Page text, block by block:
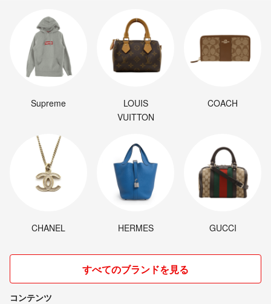
Supreme
LOUIS
VUITTON
COACH
CHANEL HERMES GUCCI
すべてのブランドを見る
コンテンツ